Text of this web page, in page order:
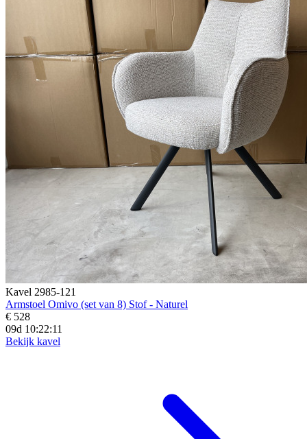
Kavel 2985-121
Armstoel Omivo (set van 8) Stof - Naturel
€ 528
09d 10:22:10
Bekijk kavel